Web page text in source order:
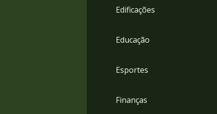
Edificações
Educação
Esportes
Finanças